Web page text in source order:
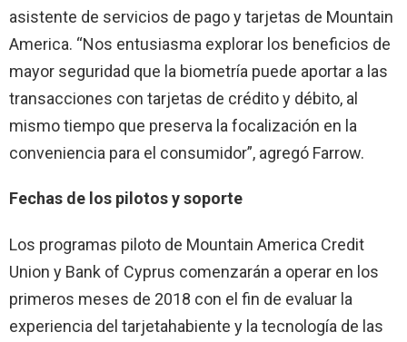
asistente de servicios de pago y tarjetas de Mountain
America. “Nos entusiasma explorar los beneficios de
mayor seguridad que la biometría puede aportar a las
transacciones con tarjetas de crédito y débito, al
mismo tiempo que preserva la focalización en la
conveniencia para el consumidor”, agregó Farrow.
Fechas de los pilotos y soporte
Los programas piloto de Mountain America Credit
Union y Bank of Cyprus comenzarán a operar en los
primeros meses de 2018 con el fin de evaluar la
experiencia del tarjetahabiente y la tecnología de las